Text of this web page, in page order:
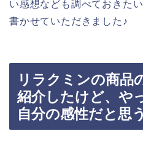
い感想なども調べておきた
書かせていただきました♪
リラクミンの商品
紹介したけど、や
自分の感性だと思